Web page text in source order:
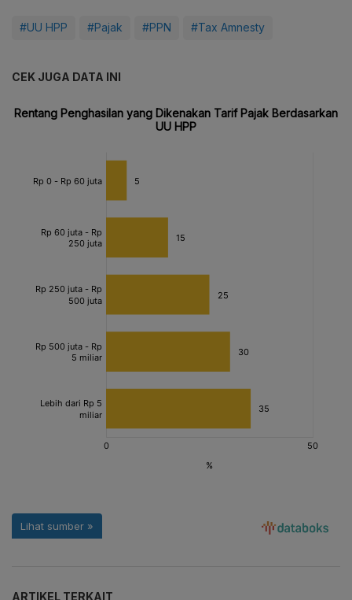
#UU HPP #Pajak #PPN #Tax Amnesty
CEK JUGA DATA INI
ARTIKEL TERKAIT